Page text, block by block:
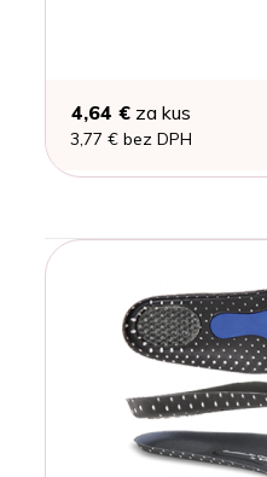
4,64 €za kus
3,77 € bez DPH